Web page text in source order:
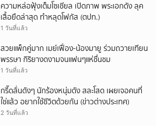
ความหล่อฟุ้งเต็มโซเชียล เปิดภาพ พระเอกดัง ลุค
เสื้อยืดล่าสุด ทำหลุดโฟกัส (ตปท.)
1 วันที่แล้ว
สวยแพ็กคู่มาก เมย์เฟื่อง-น้องมายู ร่วมถวายเทียน
พรรษา กิริยางดงามจนแฟนๆแห่ชื่นชม
1 วันที่แล้ว
กรี๊ดลั่นดังๆ นักร้องหนุ่มดัง สละโสด เผยเจอคนที่
ใช่แล้ว อยากใช้ชีวิตด้วยกัน (ข่าวต่างประเทศ)
2 วันที่แล้ว